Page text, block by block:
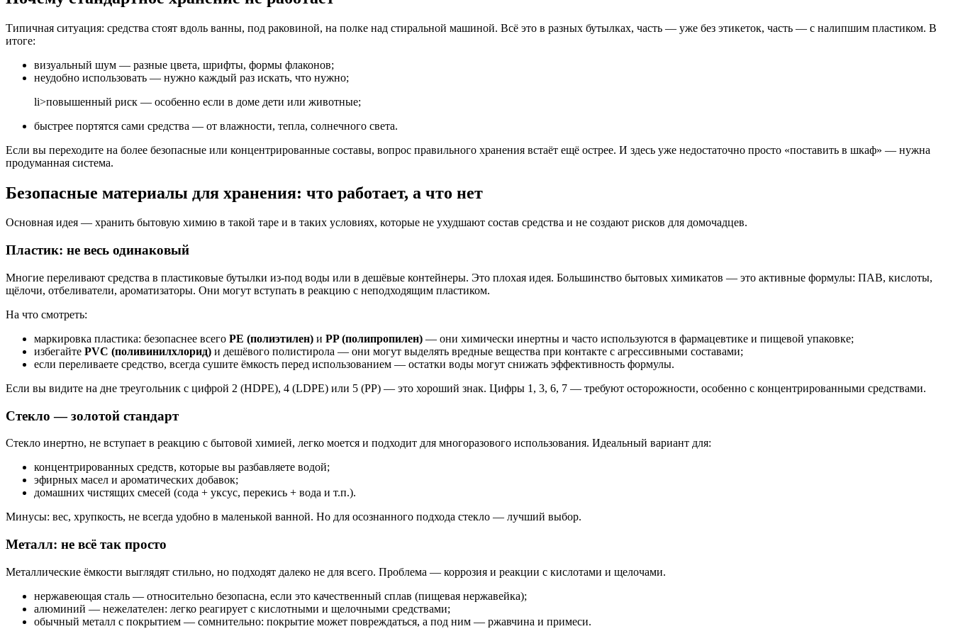
Типичная ситуация: средства стоят вдоль ванны, под раковиной, на полке над стиральной машиной. Всё это в разных бутылках, часть — уже без этикеток, часть — с налипшим пластиком. В
итоге:
визуальный шум — разные цвета, шрифты, формы флаконов;
неудобно использовать — нужно каждый раз искать, что нужно;
li>повышенный риск — особенно если в доме дети или животные;
быстрее портятся сами средства — от влажности, тепла, солнечного света.
Если вы переходите на более безопасные или концентрированные составы, вопрос правильного хранения встаёт ещё острее. И здесь уже недостаточно просто «поставить в шкаф» — нужна
продуманная система.
Безопасные материалы для хранения: что работает, а что нет
Основная идея — хранить бытовую химию в такой таре и в таких условиях, которые не ухудшают состав средства и не создают рисков для домочадцев.
Пластик: не весь одинаковый
Многие переливают средства в пластиковые бутылки из-под воды или в дешёвые контейнеры. Это плохая идея. Большинство бытовых химикатов — это активные формулы: ПАВ, кислоты,
щёлочи, отбеливатели, ароматизаторы. Они могут вступать в реакцию с неподходящим пластиком.
На что смотреть:
маркировка пластика: безопаснее всего PE (полиэтилен) и PP (полипропилен) — они химически инертны и часто используются в фармацевтике и пищевой упаковке;
избегайте PVC (поливинилхлорид) и дешёвого полистирола — они могут выделять вредные вещества при контакте с агрессивными составами;
если переливаете средство, всегда сушите ёмкость перед использованием — остатки воды могут снижать эффективность формулы.
Если вы видите на дне треугольник с цифрой 2 (HDPE), 4 (LDPE) или 5 (PP) — это хороший знак. Цифры 1, 3, 6, 7 — требуют осторожности, особенно с концентрированными средствами.
Стекло — золотой стандарт
Стекло инертно, не вступает в реакцию с бытовой химией, легко моется и подходит для многоразового использования. Идеальный вариант для:
концентрированных средств, которые вы разбавляете водой;
эфирных масел и ароматических добавок;
домашних чистящих смесей (сода + уксус, перекись + вода и т.п.).
Минусы: вес, хрупкость, не всегда удобно в маленькой ванной. Но для осознанного подхода стекло — лучший выбор.
Металл: не всё так просто
Металлические ёмкости выглядят стильно, но подходят далеко не для всего. Проблема — коррозия и реакции с кислотами и щелочами.
нержавеющая сталь — относительно безопасна, если это качественный сплав (пищевая нержавейка);
алюминий — нежелателен: легко реагирует с кислотными и щелочными средствами;
обычный металл с покрытием — сомнительно: покрытие может повреждаться, а под ним — ржавчина и примеси.